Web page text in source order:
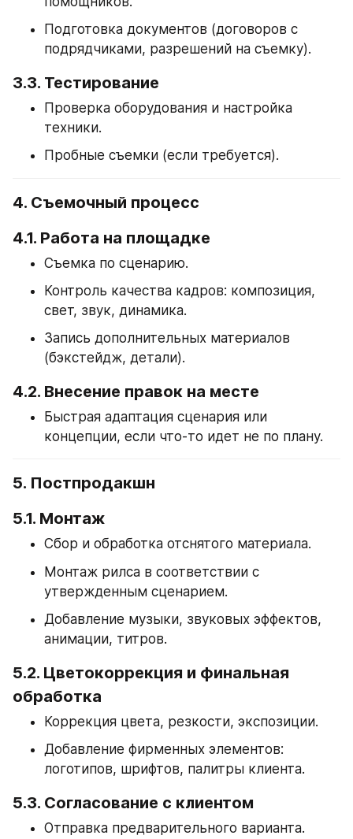
Подготовка документов (договоров с
подрядчиками, разрешений на съемку).
3.3. Тестирование
Проверка оборудования и настройка
техники.
Пробные съемки (если требуется).
4. Съемочный процесс
4.1. Работа на площадке
Съемка по сценарию.
Контроль качества кадров: композиция,
свет, звук, динамика.
Запись дополнительных материалов
(бэкстейдж, детали).
4.2. Внесение правок на месте
Быстрая адаптация сценария или
концепции, если что-то идет не по плану.
5. Постпродакшн
5.1. Монтаж
Сбор и обработка отснятого материала.
Монтаж рилса в соответствии с
утвержденным сценарием.
Добавление музыки, звуковых эффектов,
анимации, титров.
5.2. Цветокоррекция и финальная
обработка
Коррекция цвета, резкости, экспозиции.
Добавление фирменных элементов:
логотипов, шрифтов, палитры клиента.
5.3. Согласование с клиентом
Отправка предварительного варианта.